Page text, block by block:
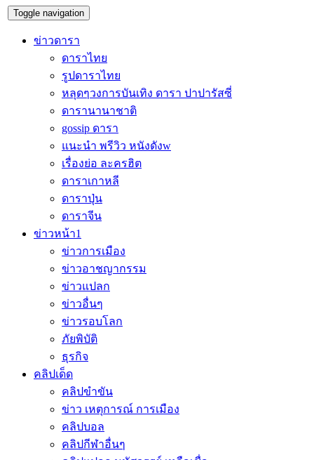
Toggle navigation
ข่าวดารา
ดาราไทย
รูปดาราไทย
หลุดๆวงการบันเทิง ดารา ปาปารัสซี่
ดารานานาชาติ
gossip ดารา
แนะนำ พรีวิว หนังดังw
เรื่องย่อ ละครฮิต
ดาราเกาหลี
ดาราปุ่น
ดาราจีน
ข่าวหน้า1
ข่าวการเมือง
ข่าวอาชญากรรม
ข่าวแปลก
ข่าวอื่นๆ
ข่าวรอบโลก
ภัยพิบัติ
ธุรกิจ
คลิปเด็ด
คลิปขำขัน
ข่าว เหตุการณ์ การเมือง
คลิปบอล
คลิปกีฬาอื่นๆ